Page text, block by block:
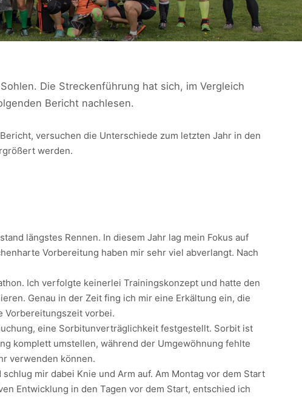
Die Streckenführung hat sich, im Vergleich
Bericht nachlesen.
versuchen die Unterschiede zum letzten Jahr in den
werden.
längstes Rennen. In diesem Jahr lag mein Fokus auf
Vorbereitung haben mir sehr viel abverlangt. Nach
Ich verfolgte keinerlei Trainingskonzept und hatte den
Genau in der Zeit fing ich mir eine Erkältung ein, die
Vorbereitungszeit vorbei.
eine Sorbitunverträglichkeit festgestellt. Sorbit ist
komplett umstellen, während der Umgewöhnung fehlte
verwenden können.
mir dabei Knie und Arm auf. Am Montag vor dem Start
Entwicklung in den Tagen vor dem Start, entschied ich